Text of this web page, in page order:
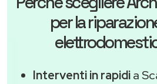
per la
Interventi in rapidia